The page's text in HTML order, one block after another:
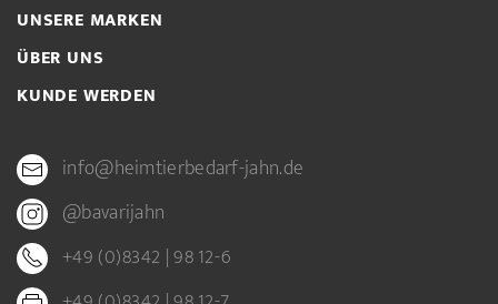
UNSERE MARKEN
ÜBER UNS
KUNDE WERDEN
info@heimtierbedarf-jahn.de
@bavarijahn
+49 (0)8342 | 98 12-6